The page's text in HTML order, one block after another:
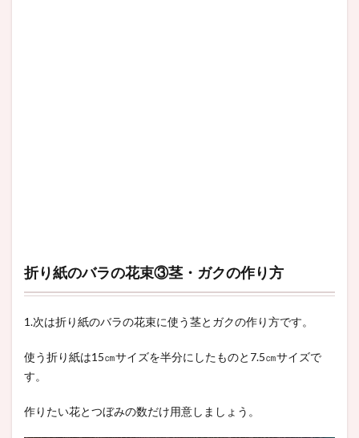
折り紙のバラの花束③茎・ガクの作り方
1.次は折り紙のバラの花束に使う茎とガクの作り方です。
使う折り紙は15㎝サイズを半分にしたものと7.5㎝サイズで
す。
作りたい花とつぼみの数だけ用意しましょう。